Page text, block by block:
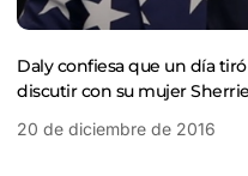
Daly confiesa que un día
discutir con su mujer
20 de diciembre de 2016